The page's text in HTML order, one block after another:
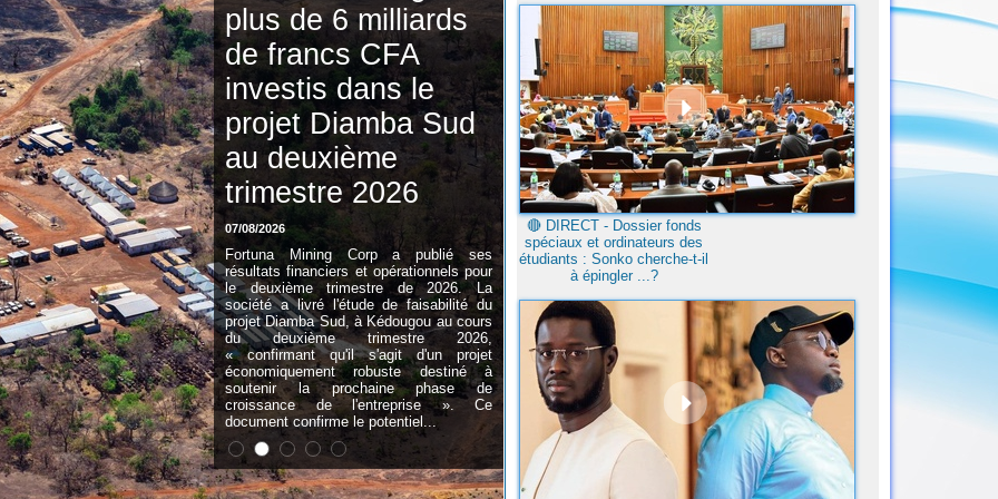
plus de 6 milliards
de francs CFA
investis dans le
projet Diamba Sud
au deuxième
trimestre 2026
07/08/2026
Fortuna Mining Corp a publié ses
résultats financiers et opérationnels pour
le deuxième trimestre de 2026. La
société a livré l'étude de faisabilité du
projet Diamba Sud, à Kédougou au cours
du deuxième trimestre 2026,
« confirmant qu'il s'agit d'un projet
économiquement robuste destiné à
soutenir la prochaine phase de
croissance de l'entreprise ». Ce
document confirme le potentiel...
🔴​ DIRECT - Dossier fonds
spéciaux et ordinateurs des
étudiants : Sonko cherche-t-il
à épingler ...?